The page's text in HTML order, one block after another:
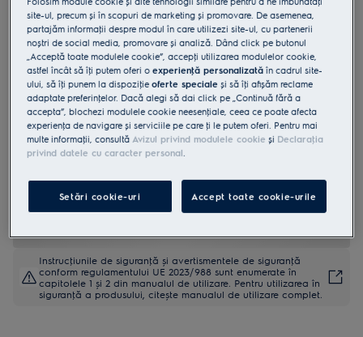
4.8 (93)
Fișa cu informaţii despre produs
Beneficii
Sistemul inovator SteamCare permite finalizarea fiecărui ciclu de
spălare cu unul de abur delicat, ce reduce cu o treime cutele.
Când hainele nu necesită o spălare completă, programul rapid cu
abur e soluţia.
Sistemul Sensicare ajustează durata ciclului în funcţie de greutatea
încărcăturii.
Instrucţiunile de siguranţă și avertismentele de siguranţă
conform regulamentului UE 2023/988 sunt enumerate în
capitolele 1 și 2 din manualul de utilizare. Pentru utilizarea în
siguranţă a produsului, citește manualul de utilizare complet.
site-ul, precum și în scopuri de marketing și promovare. De asemenea,
partajăm informaţii despre modul în care utilizezi site-ul, cu partenerii
noștri de social media, promovare și analiză. Dând click pe butonul
„Acceptă toate modulele cookie”, accepţi utilizarea modulelor cookie,
astfel încât să îţi putem oferi oexperienţă personalizată în cadrul site-
ului, să îţi punem la dispoziţieoferte speciale și să îţi afișăm reclame
adaptate preferinţelor. Dacă alegi să dai click pe „Continuă fără a
accepta”, blochezi modulele cookie neesenţiale, ceea ce poate afecta
experienţa de navigare și serviciile pe care ţi le putem oferi. Pentru mai
multe informaţii, consultă Avizul privind modulele cookie și Declaraţia
privind datele cu caracter personal.
Setări cookie-uri Accept toate cookie-urile